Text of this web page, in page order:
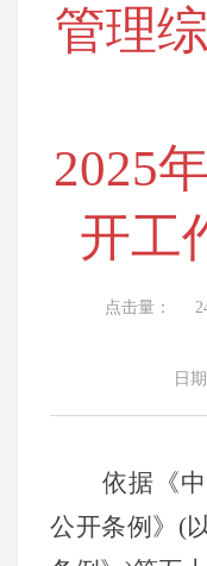
管理
2025
开工
点击量：
日
依据《中
公开条例》(